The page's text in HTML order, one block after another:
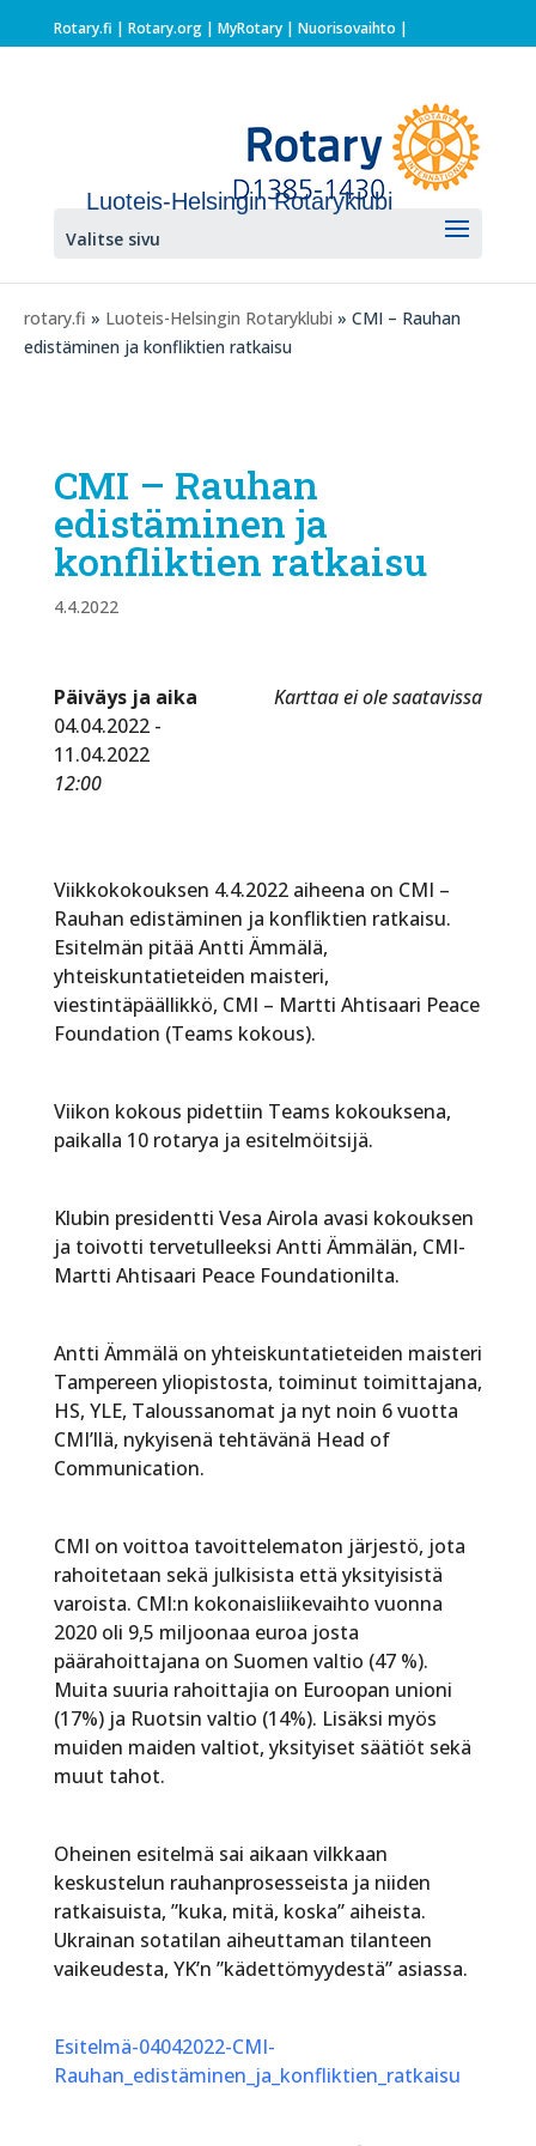
Rotary.fi | Rotary.org| MyRotary | Nuorisovaihto |
Luoteis-Helsingin Rotaryklubi
Valitse sivu
rotary.fi » Luoteis-Helsingin Rotaryklubi » CMI – Rauhan
edistäminen ja konfliktien ratkaisu
CMI – Rauhan
edistäminen ja
konfliktien ratkaisu
4.4.2022
Karttaa ei ole saatavissa
Päiväys ja aika
04.04.2022 -
11.04.2022
12:00
Viikkokokouksen 4.4.2022 aiheena on CMI –
Rauhan edistäminen ja konfliktien ratkaisu.
Esitelmän pitää Antti Ämmälä,
yhteiskuntatieteiden maisteri,
viestintäpäällikkö, CMI – Martti Ahtisaari Peace
Foundation (Teams kokous).
Viikon kokous pidettiin Teams kokouksena,
paikalla 10 rotarya ja esitelmöitsijä.
Klubin presidentti Vesa Airola avasi kokouksen
ja toivotti tervetulleeksi Antti Ämmälän, CMI-
Martti Ahtisaari Peace Foundationilta.
Antti Ämmälä on yhteiskuntatieteiden maisteri
Tampereen yliopistosta, toiminut toimittajana,
HS, YLE, Taloussanomat ja nyt noin 6 vuotta
CMI’llä, nykyisenä tehtävänä Head of
Communication.
CMI on voittoa tavoittelematon järjestö, jota
rahoitetaan sekä julkisista että yksityisistä
varoista. CMI:n kokonaisliikevaihto vuonna
2020 oli 9,5 miljoonaa euroa josta
päärahoittajana on Suomen valtio (47 %).
Muita suuria rahoittajia on Euroopan unioni
(17%) ja Ruotsin valtio (14%). Lisäksi myös
muiden maiden valtiot, yksityiset säätiöt sekä
muut tahot.
Oheinen esitelmä sai aikaan vilkkaan
keskustelun rauhanprosesseista ja niiden
ratkaisuista, ”kuka, mitä, koska” aiheista.
Ukrainan sotatilan aiheuttaman tilanteen
vaikeudesta, YK’n ”kädettömyydestä” asiassa.
Esitelmä-04042022-CMI-
Rauhan_edistäminen_ja_konfliktien_ratkaisu